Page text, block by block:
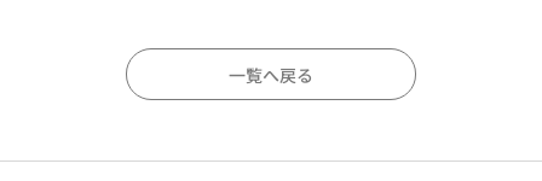
一覧へ戻る